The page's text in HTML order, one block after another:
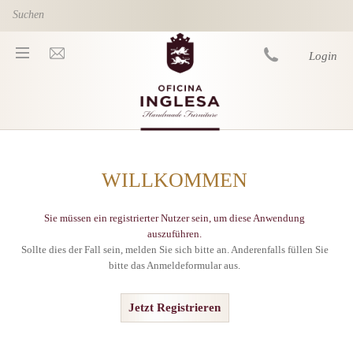
Skip to main content
Login
WILLKOMMEN
Sie müssen ein registrierter Nutzer sein, um diese Anwendung
auszuführen.
Sollte dies der Fall sein, melden Sie sich bitte an. Anderenfalls füllen Sie
bitte das Anmeldeformular aus.
Jetzt Registrieren